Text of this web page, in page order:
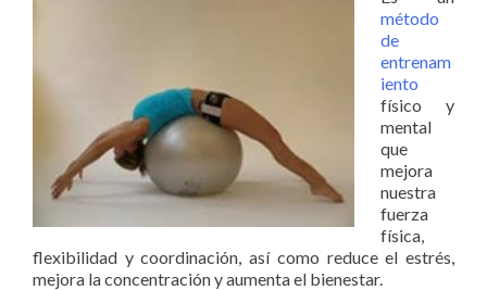
método
de
entrenam
iento
físico y
mental
que
mejora
nuestra
fuerza
física,
flexibilidad y coordinación, así como reduce el estrés,
mejora la concentración y aumenta el bienestar.